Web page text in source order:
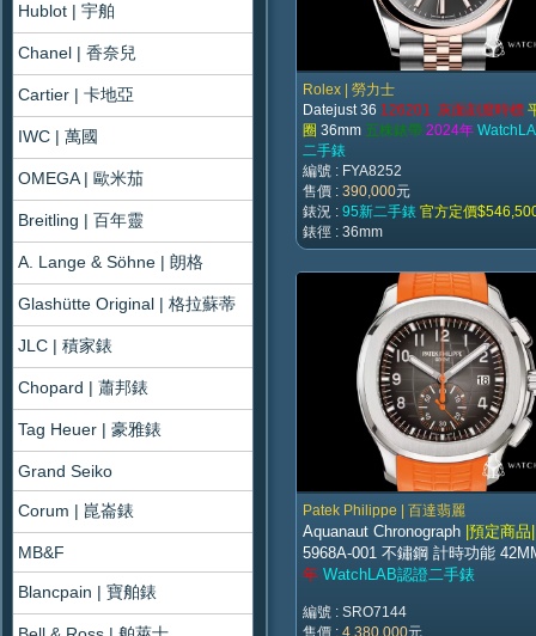
Hublot | 宇舶
Chanel | 香奈兒
Cartier | 卡地亞
IWC | 萬國
OMEGA | 歐米茄
Breitling | 百年靈
A. Lange & Söhne | 朗格
Glashütte Original | 格拉蘇蒂
JLC | 積家錶
Chopard | 蕭邦錶
Tag Heuer | 豪雅錶
Grand Seiko
Corum | 崑崙錶
MB&F
Blancpain | 寶舶錶
Rolex | 勞力士
Datejust 36 126201 灰面刻度時標
圈 36mm 五株錶帶 2024年
二手錶
編號 : FYA8252
售價 : 390,000元
錶況 : 95新二手錶 官方定價
錶徑 : 36mm
Patek Philippe | 百達翡麗
Aquanaut Chronograph |預定商品|
5968A-001 不鏽鋼 計時功能
年 WatchLAB認證二手錶
編號 : SRO7144
售價 : 4,380,000元